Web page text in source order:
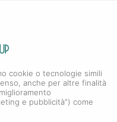
cookie o tecnologie simili
anche per altre finalità
e pubblicità”) come